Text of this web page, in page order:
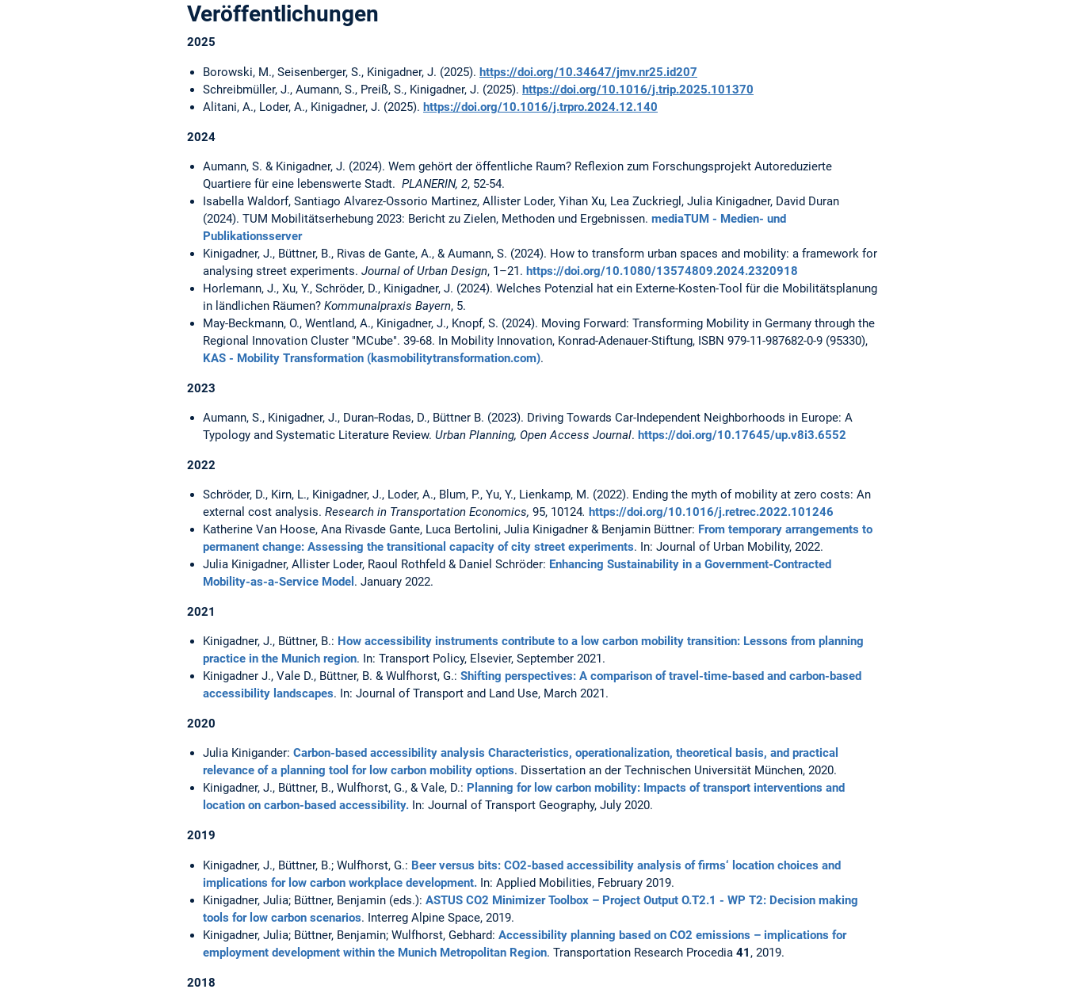
Veröffentlichungen
2025
Borowski, M., Seisenberger, S., Kinigadner, J. (2025). https://doi.org/10.34647/jmv.nr25.id207
Schreibmüller, J., Aumann, S., Preiß, S., Kinigadner, J. (2025). https://doi.org/10.1016/j.trip.2025.101370
Alitani, A., Loder, A., Kinigadner, J. (2025). https://doi.org/10.1016/j.trpro.2024.12.140
2024
Aumann, S. & Kinigadner, J. (2024). Wem gehört der öffentliche Raum? Reflexion zum Forschungsprojekt Autoreduzierte
Quartiere für eine lebenswerte Stadt. PLANERIN, 2, 52-54.
Isabella Waldorf, Santiago Alvarez-Ossorio Martinez, Allister Loder, Yihan Xu, Lea Zuckriegl, Julia Kinigadner, David Duran
(2024). TUM Mobilitätserhebung 2023: Bericht zu Zielen, Methoden und Ergebnissen. mediaTUM - Medien- und
Publikationsserver
Kinigadner, J., Büttner, B., Rivas de Gante, A., & Aumann, S. (2024). How to transform urban spaces and mobility: a framework for
analysing street experiments. Journal of Urban Design, 1–21. https://doi.org/10.1080/13574809.2024.2320918
Horlemann, J., Xu, Y., Schröder, D., Kinigadner, J. (2024). Welches Potenzial hat ein Externe-Kosten-Tool für die Mobilitätsplanung
in ländlichen Räumen? Kommunalpraxis Bayern, 5.
May-Beckmann, O., Wentland, A., Kinigadner, J., Knopf, S. (2024). Moving Forward: Transforming Mobility in Germany through the
Regional Innovation Cluster "MCube". 39-68. In Mobility Innovation, Konrad-Adenauer-Stiftung, ISBN 979-11-987682-0-9 (95330),
KAS - Mobility Transformation (kasmobilitytransformation.com).
2023
Aumann, S., Kinigadner, J., Duran‐Rodas, D., Büttner B. (2023). Driving Towards Car-Independent Neighborhoods in Europe: A
Typology and Systematic Literature Review. Urban Planning, Open Access Journal. https://doi.org/10.17645/up.v8i3.6552
2022
Schröder, D., Kirn, L., Kinigadner, J., Loder, A., Blum, P., Yu, Y., Lienkamp, M. (2022). Ending the myth of mobility at zero costs: An
external cost analysis. Research in Transportation Economics, 95, 10124. https://doi.org/10.1016/j.retrec.2022.101246
Katherine Van Hoose, Ana Rivasde Gante, Luca Bertolini, Julia Kinigadner & Benjamin Büttner: From temporary arrangements to
permanent change: Assessing the transitional capacity of city street experiments. In: Journal of Urban Mobility, 2022.
Julia Kinigadner, Allister Loder, Raoul Rothfeld & Daniel Schröder: Enhancing Sustainability in a Government-Contracted
Mobility-as-a-Service Model . January 2022.
2021
Kinigadner, J., Büttner, B.: How accessibility instruments contribute to a low carbon mobility transition: Lessons from planning
practice in the Munich region. In: Transport Policy, Elsevier, September 2021.
Kinigadner J., Vale D., Büttner, B. & Wulfhorst, G.: Shifting perspectives: A comparison of travel-time-based and carbon-based
accessibility landscapes. In: Journal of Transport and Land Use, March 2021.
2020
Julia Kinigander: Carbon-based accessibility analysis Characteristics, operationalization, theoretical basis, and practical
relevance of a planning tool for low carbon mobility options. Dissertation an der Technischen Universität München, 2020.
Kinigadner, J., Büttner, B., Wulfhorst, G., & Vale, D.: Planning for low carbon mobility: Impacts of transport interventions and
location on carbon-based accessibility. In: Journal of Transport Geography, July 2020.
2019
Kinigadner, J., Büttner, B.; Wulfhorst, G.: Beer versus bits: CO2-based accessibility analysis of firms‘ location choices and
implications for low carbon workplace development. In: Applied Mobilities, February 2019.
Kinigadner, Julia; Büttner, Benjamin (eds.): ASTUS CO2 Minimizer Toolbox – Project Output O.T2.1 - WP T2: Decision making
tools for low carbon scenarios. Interreg Alpine Space, 2019.
Kinigadner, Julia; Büttner, Benjamin; Wulfhorst, Gebhard: Accessibility planning based on CO2 emissions – implications for
employment development within the Munich Metropolitan Region. Transportation Research Procedia 41 , 2019.
2018